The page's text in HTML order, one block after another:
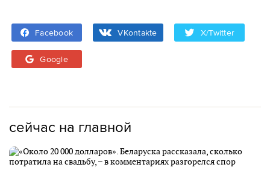
Facebook VKontakte X/Twitter
Google
сейчас на главной